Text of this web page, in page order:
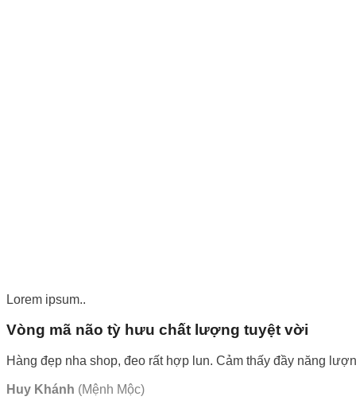
Lorem ipsum..
Vòng mã não tỳ hưu chất lượng tuyệt vời
Hàng đẹp nha shop, đeo rất hợp lun. Cảm thấy đầy năng
Huy Khánh (Mệnh Mộc)